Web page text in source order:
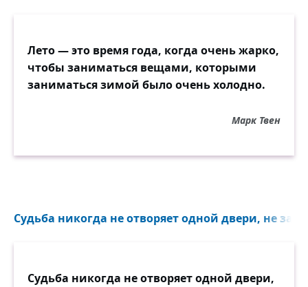
Лето — это время года, когда очень жарко,
чтобы заниматься вещами, которыми
заниматься зимой было очень холодно.
Марк Твен
Судьба никогда не отворяет одной двери, не
Судьба никогда не отворяет одной двери,